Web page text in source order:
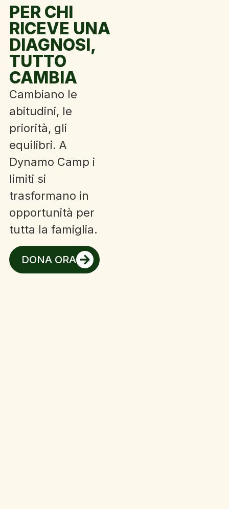
PER CHI
RICEVE UNA
DIAGNOSI,
TUTTO
CAMBIA
Cambiano le
abitudini, le
priorità, gli
equilibri. A
Dynamo Camp i
limiti si
trasformano in
opportunità per
tutta la famiglia.
DONA ORA